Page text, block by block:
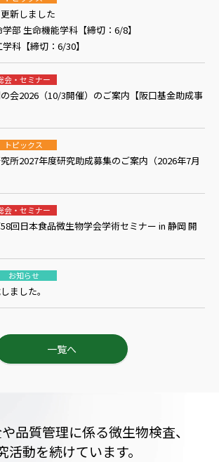
新しました
部 生命機能学科【締切：6/8】
科【締切：6/30】
会・セミナー
会2026（10/3開催）のご案内【阪口基金助成事
トピックス
所2027年度研究助成募集のご案内（2026年7月
会・セミナー
回日本食品微生物学会学術セミナー in 静岡 開
お知らせ
ました。
一覧へ
品質管理に係る微生物検査、
活動を続けています。